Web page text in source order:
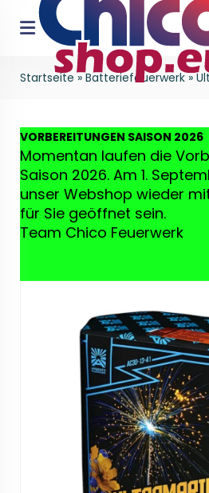
Startseite »Batteriefeuerwerk»
VORBEREITUNGEN SAISON 2026
Momentan laufen die
Saison 2026. Am 1.
unser Webshop wieder
für Sie geöffnet sein.
Team Chico Feuerwerk